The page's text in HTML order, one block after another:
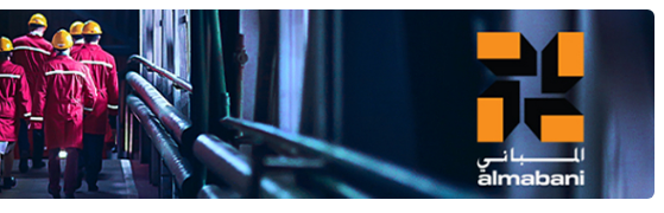
Advertisement Section